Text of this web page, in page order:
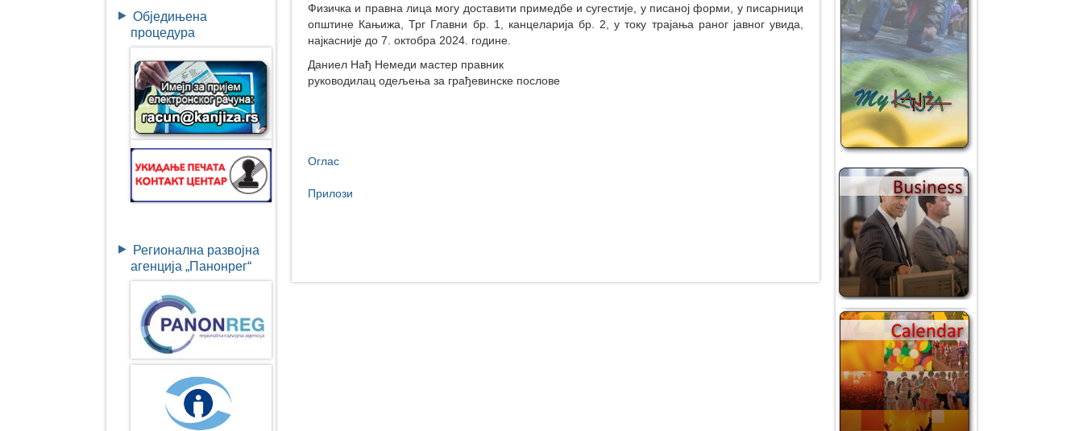
Обједињена
процедура
Регионална развојна
агенција „Панонрег“
Физичка и правна лица могу доставити примедбе и сугестије, у писаној форми, у писарници
општине Кањижа, Трг Главни бр. 1, канцеларија бр. 2, у току трајања раног јавног увида,
најкасније до 7. октобра 2024. године.
Даниел Нађ Немеди мастер правник
руководилац одељења за грађевинске пословe
Оглас
Прилози